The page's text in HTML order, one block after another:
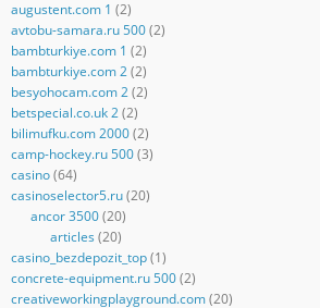
augustent.com 1 (2)
avtobu-samara.ru 500(2)
bambturkiye.com 1 (2)
bambturkiye.com 2(2)
besyohocam.com 2(2)
betspecial.co.uk 2(2)
bilimufku.com 2000(2)
camp-hockey.ru 500(3)
casino(64)
casinoselector5.ru(20)
ancor 3500(20)
articles (20)
casino_bezdepozit_top(1)
concrete-equipment.ru 500(2)
creativeworkingplayground.com(20)